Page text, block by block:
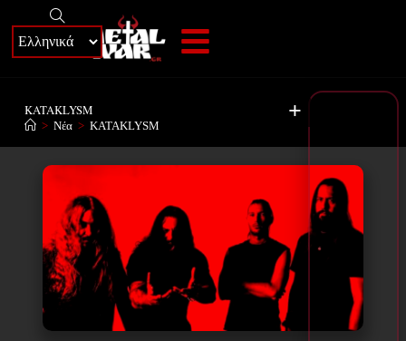
+
KATAKLYSM
> Νέα > KATAKLYSM